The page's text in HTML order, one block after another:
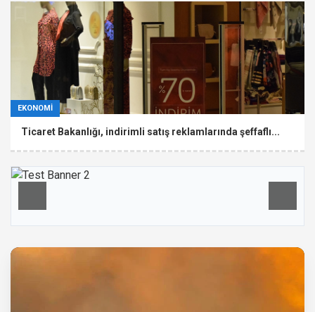
EKONOMİ
Ticaret Bakanlığı, indirimli satış reklamlarında şeffaflı...